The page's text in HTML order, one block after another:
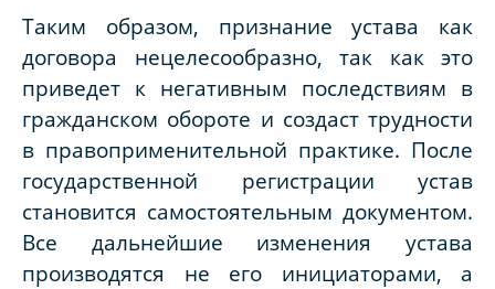
Таким образом, признание устава как
договора нецелесообразно, так как это
приведет к негативным последствиям в
гражданском обороте и создаст трудности
в правоприменительной практике. После
государственной регистрации устав
становится самостоятельным документом.
Все дальнейшие изменения устава
производятся не его инициаторами, а